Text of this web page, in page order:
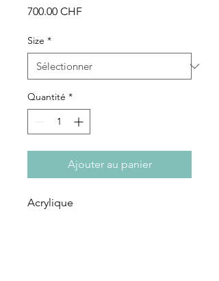
700.00 CHFPrix
Size *
Quantité *
Ajouter au panier
Acrylique